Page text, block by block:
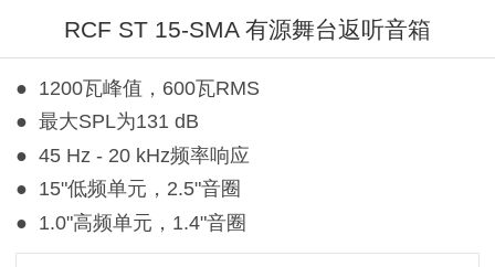
RCF ST 15-SMA 有源舞台返听音箱
● 1200瓦峰值，600瓦RMS
● 最大SPL为131 dB
● 45 Hz - 20 kHz频率响应
● 15"低频单元，2.5"音圈
● 1.0"高频单元，1.4"音圈